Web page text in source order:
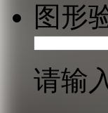
图形
请输